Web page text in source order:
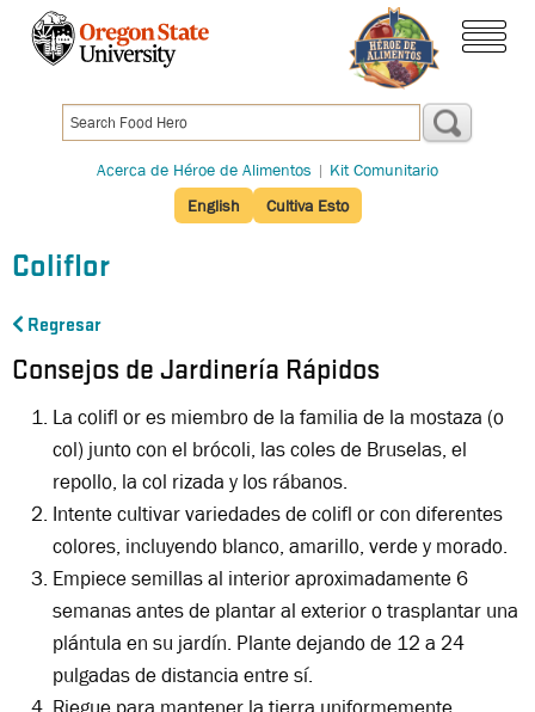
Pasar
principal
Acerca de Héroe de Alimentos | Kit Comunitario
English
Cultiva Esto
Coliflor
Regresar
Consejos de Jardinería Rápidos
La colifl or es miembro de la familia de la mostaza (o
col) junto con el brócoli, las coles de Bruselas, el
repollo, la col rizada y los rábanos.
Intente cultivar variedades de colifl or con diferentes
colores, incluyendo blanco, amarillo, verde y morado.
Empiece semillas al interior aproximadamente 6
semanas antes de plantar al exterior o trasplantar una
plántula en su jardín. Plante dejando de 12 a 24
pulgadas de distancia entre sí.